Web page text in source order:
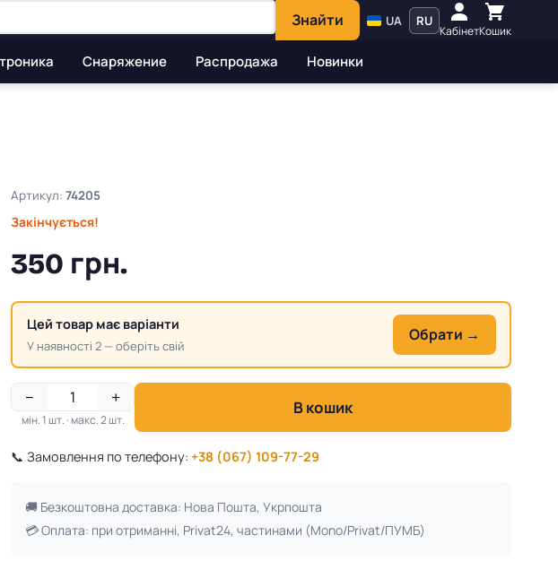
Знайти UA RU
КабінетКошик
Снаряжение Распродажа Новинки
Артикул: 74205
Закінчується!
350 грн.
Цей товар має варіанти
У наявності 2 — оберіть свій
Обрати →
− +
мін. 1 шт. · макс. 2 шт.
В кошик
📞 Замовлення по телефону: +38 (067) 109-77-29
🚚 Безкоштовна доставка: Нова Пошта, Укрпошта
💳 Оплата: при отриманні, Privat24, частинами (Mono/Privat/ПУМБ)